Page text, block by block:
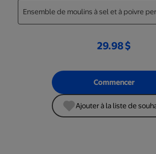
29.98 $
Commencer
Ajouter à la liste de